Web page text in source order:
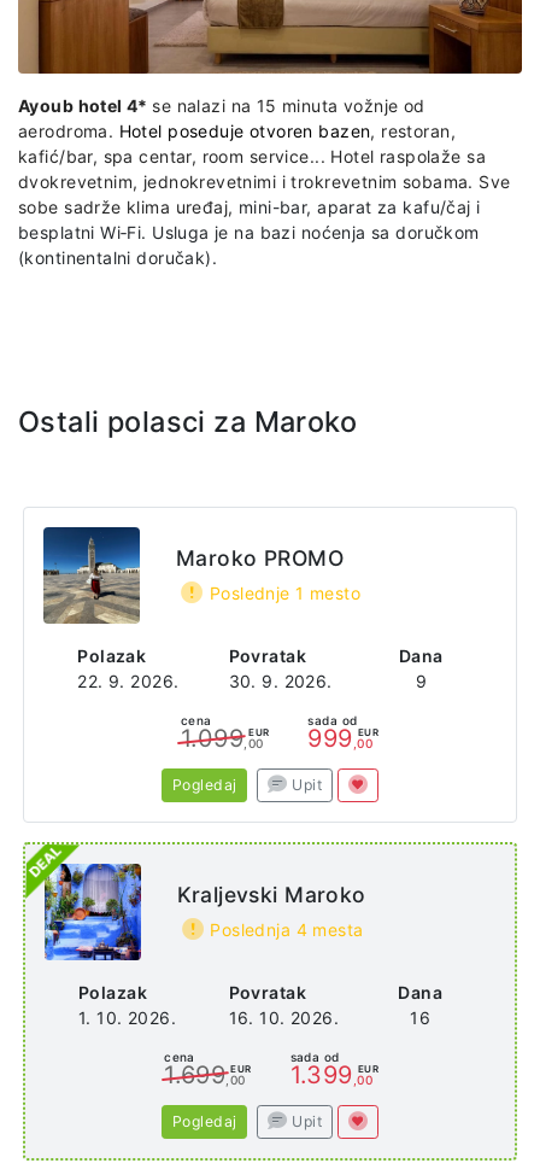
Ayoub hotel 4* se nalazi na 15 minuta vožnje od
aerodroma. Hotel poseduje otvoren bazen, restoran,
kafić/bar, spa centar, room service... Hotel raspolaže sa
dvokrevetnim, jednokrevetnimi i trokrevetnim sobama. Sve
sobe sadrže klima uređaj, mini-bar, aparat za kafu/čaj i
besplatni Wi‑Fi. Usluga je na bazi noćenja sa doručkom
(kontinentalni doručak).
Ostali polasci za Maroko
Polazak
22. 9. 2026.
Povratak
30. 9. 2026.
Dana
9
Maroko PROMO
Poslednje 1 mesto
cena
1.099 EUR
,00
sada od
999 EUR
,00
Pogledaj Upit
Polazak
1. 10. 2026.
Povratak
16. 10. 2026.
Dana
16
Kraljevski Maroko
Poslednja 4 mesta
cena
1.699 EUR
,00
sada od
1.399 EUR
,00
Pogledaj Upit